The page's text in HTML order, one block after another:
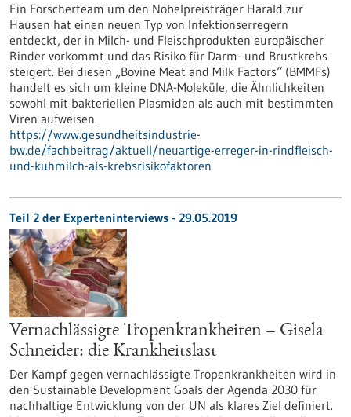
Ein Forscherteam um den Nobelpreisträger Harald zur
Hausen hat einen neuen Typ von Infektionserregern
entdeckt, der in Milch- und Fleischprodukten europäischer
Rinder vorkommt und das Risiko für Darm- und Brustkrebs
steigert. Bei diesen „Bovine Meat and Milk Factors“ (BMMFs)
handelt es sich um kleine DNA-Moleküle, die Ähnlichkeiten
sowohl mit bakteriellen Plasmiden als auch mit bestimmten
Viren aufweisen.
https://www.gesundheitsindustrie-
bw.de/fachbeitrag/aktuell/neuartige-erreger-in-rindfleisch-
und-kuhmilch-als-krebsrisikofaktoren
Teil 2 der Experteninterviews - 29.05.2019
Vernachlässigte Tropenkrankheiten – Gisela
Schneider: die Krankheitslast
Der Kampf gegen vernachlässigte Tropenkrankheiten wird in
den Sustainable Development Goals der Agenda 2030 für
nachhaltige Entwicklung von der UN als klares Ziel definiert.